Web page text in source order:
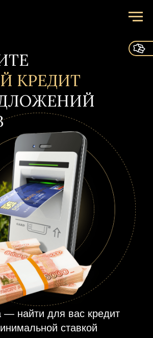
для вас кредит
ставкой
кредитования
время, за 20 минут специалист